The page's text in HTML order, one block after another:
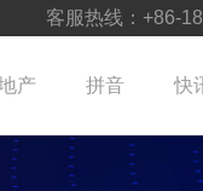
客服热线：+86-
产 拼音 快